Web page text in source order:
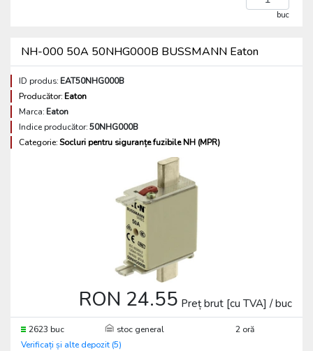
buc
NH-000 50A 50NHG000B BUSSMANN Eaton
ID produs:EAT50NHG000B
Producător:Eaton
Marca:Eaton
Indice producător:50NHG000B
Categorie:Socluri pentru siguranțe fuzibile NH (MPR)
RON 24.55 Preț brut [cu TVA] / buc
2623 buc stoc general
2 oră
Verificați și alte depozit (5)